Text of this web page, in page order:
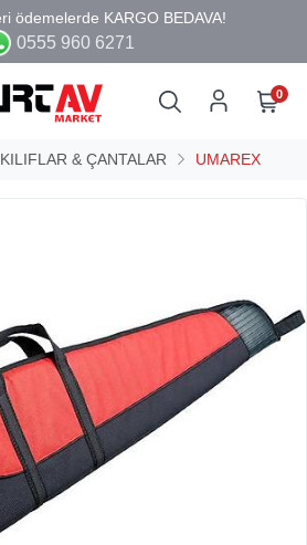
0555 960 6271
0
KILIFLAR & ÇANTALAR UMAREX